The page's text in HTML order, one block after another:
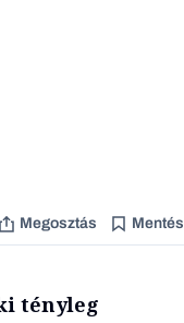
Megosztás Mentés
tényleg